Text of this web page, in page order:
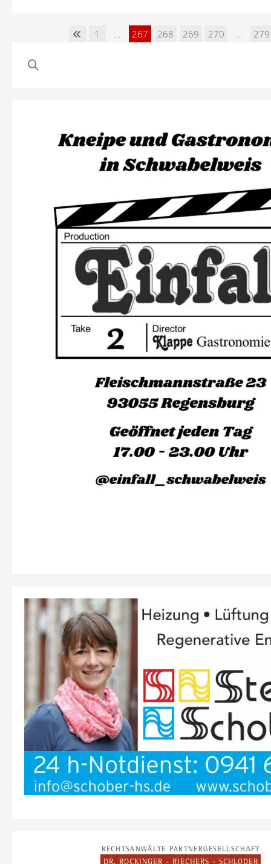
1 ... 267 268 269 270 ... 279